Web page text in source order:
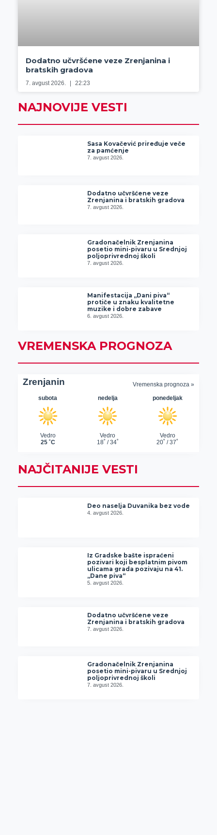
Dodatno učvršćene veze Zrenjanina i
bratskih gradova
7. avgust 2026. 22:23
NAJNOVIJE VESTI
Sasa Kovačević priređuje veče
za pamćenje
7. avgust 2026.
Dodatno učvršćene veze
Zrenjanina i bratskih gradova
7. avgust 2026.
Gradonačelnik Zrenjanina
posetio mini-pivaru u Srednjoj
poljoprivrednoj školi
7. avgust 2026.
Manifestacija „Dani piva“
protiče u znaku kvalitetne
muzike i dobre zabave
6. avgust 2026.
VREMENSKA PROGNOZA
NAJČITANIJE VESTI
Deo naselja Duvanika bez vode
4. avgust 2026.
Iz Gradske bašte ispraćeni
pozivari koji besplatnim pivom
ulicama grada pozivaju na 41.
„Dane piva“
5. avgust 2026.
Dodatno učvršćene veze
Zrenjanina i bratskih gradova
7. avgust 2026.
Gradonačelnik Zrenjanina
posetio mini-pivaru u Srednjoj
poljoprivrednoj školi
7. avgust 2026.